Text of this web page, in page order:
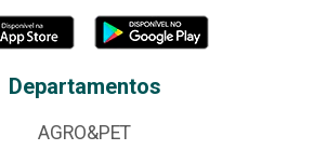
Departamentos
AGRO&PET